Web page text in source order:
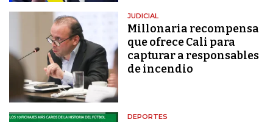
JUDICIAL
Millonaria recompensa
que ofrece Cali para
capturar a responsables
de incendio
DEPORTES